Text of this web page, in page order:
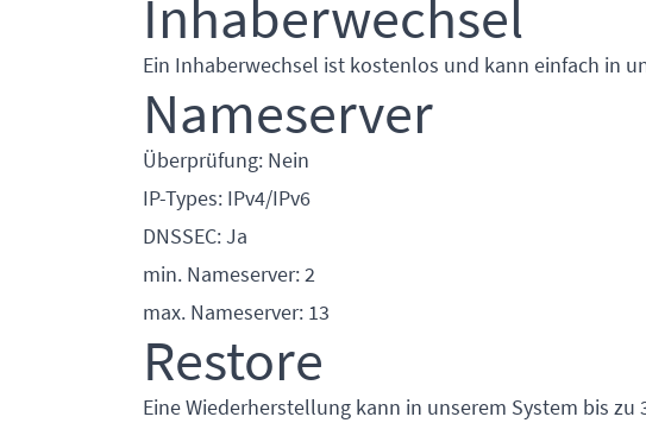
Inhaberwechsel
Ein Inhaberwechsel ist kostenlos und kann einfach in
Nameserver
Überprüfung: Nein
IP-Types: IPv4/IPv6
DNSSEC: Ja
min. Nameserver: 2
max. Nameserver: 13
Restore
Eine Wiederherstellung kann in unserem System bis